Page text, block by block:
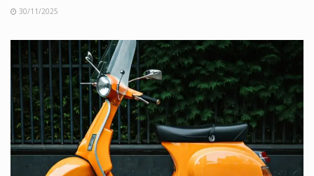
30/11/2025